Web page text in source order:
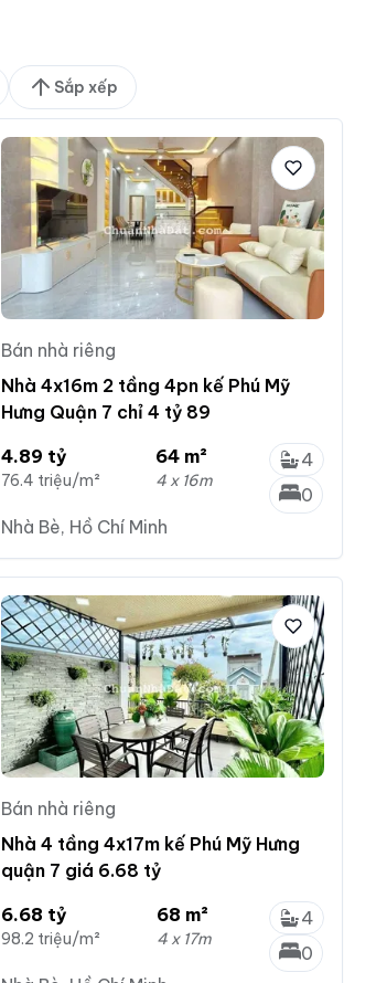
Sắp xếp
Bán nhà riêng
Nhà 4x16m 2 tầng 4pn kế Phú Mỹ
Hưng Quận 7 chỉ 4 tỷ 89
4.89 tỷ
76.4 triệu/m²
64 m²
4 x 16m
4
0
Nhà Bè, Hồ Chí Minh
Bán nhà riêng
Nhà 4 tầng 4x17m kế Phú Mỹ Hưng
quận 7 giá 6.68 tỷ
6.68 tỷ
98.2 triệu/m²
68 m²
4 x 17m
4
0